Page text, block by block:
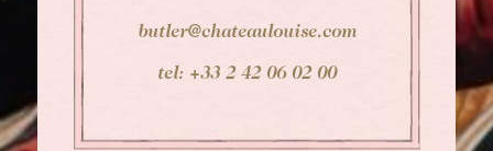
butler@chateaulouise.com
tel: +33 2 42 06 02 00